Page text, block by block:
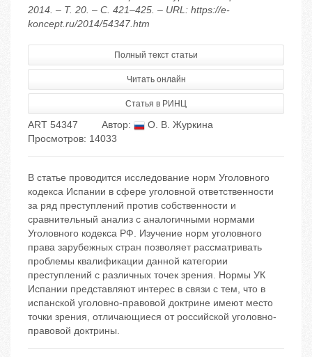
2014. – Т. 20. – С. 421–425. – URL: https://e-
koncept.ru/2014/54347.htm
Полный текст статьи
Читать онлайн
Статья в РИНЦ
ART 54347 Автор:
О. В. Журкина
Просмотров: 14033
В статье проводится исследование норм Уголовного
кодекса Испании в сфере уголовной ответственности
за ряд преступлений против собственности и
сравнительный анализ с аналогичными нормами
Уголовного кодекса РФ. Изучение норм уголовного
права зарубежных стран позволяет рассматривать
проблемы квалификации данной категории
преступлений с различных точек зрения. Нормы УК
Испании представляют интерес в связи с тем, что в
испанской уголовно-правовой доктрине имеют место
точки зрения, отличающиеся от российской уголовно-
правовой доктрины.